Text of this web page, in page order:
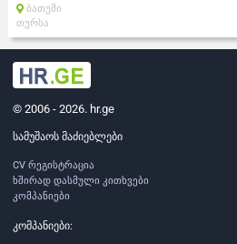
ბათუმი
თურსა
© 2006 - 2026. hr.ge
სამუშაოს მაძიებლები
CV რეგისტრაცია
ხშირად დასმული კითხვები
კომპანიები
კომპანიები: